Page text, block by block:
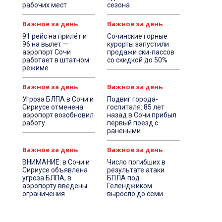
рабочих мест
сезона
Важное за день
91 рейс на прилёт и
96 на вылет —
аэропорт Сочи
работает в штатном
режиме
Важное за день
Сочинские горные
курорты запустили
продажи ски-пассов
со скидкой до 50%
Важное за день
Угроза БЛПА в Сочи и
Сириусе отменена:
аэропорт возобновил
работу
Важное за день
Подвиг города-
госпиталя: 85 лет
назад в Сочи прибыл
первый поезд с
ранеными
Важное за день
ВНИМАНИЕ: в Сочи и
Сириусе объявлена
угроза БЛПА, в
аэропорту введены
ограничения
Важное за день
Число погибших в
результате атаки
БПЛА под
Геленджиком
выросло до семи